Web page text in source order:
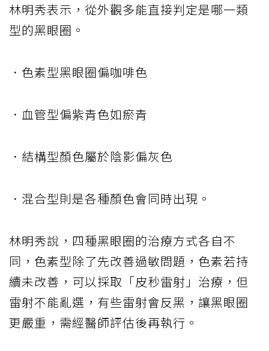
林明秀表示，從外觀多能直接判定是哪一類
型的黑眼圈。
．色素型黑眼圈偏咖啡色
．血管型偏紫青色如瘀青
．結構型顏色屬於陰影偏灰色
．混合型則是各種顏色會同時出現。
林明秀說，四種黑眼圈的治療方式各自不
同，色素型除了先改善過敏問題，色素若持
續未改善，可以採取「皮秒雷射」治療，但
雷射不能亂選，有些雷射會反黑，讓黑眼圈
更嚴重，需經醫師評估後再執行。